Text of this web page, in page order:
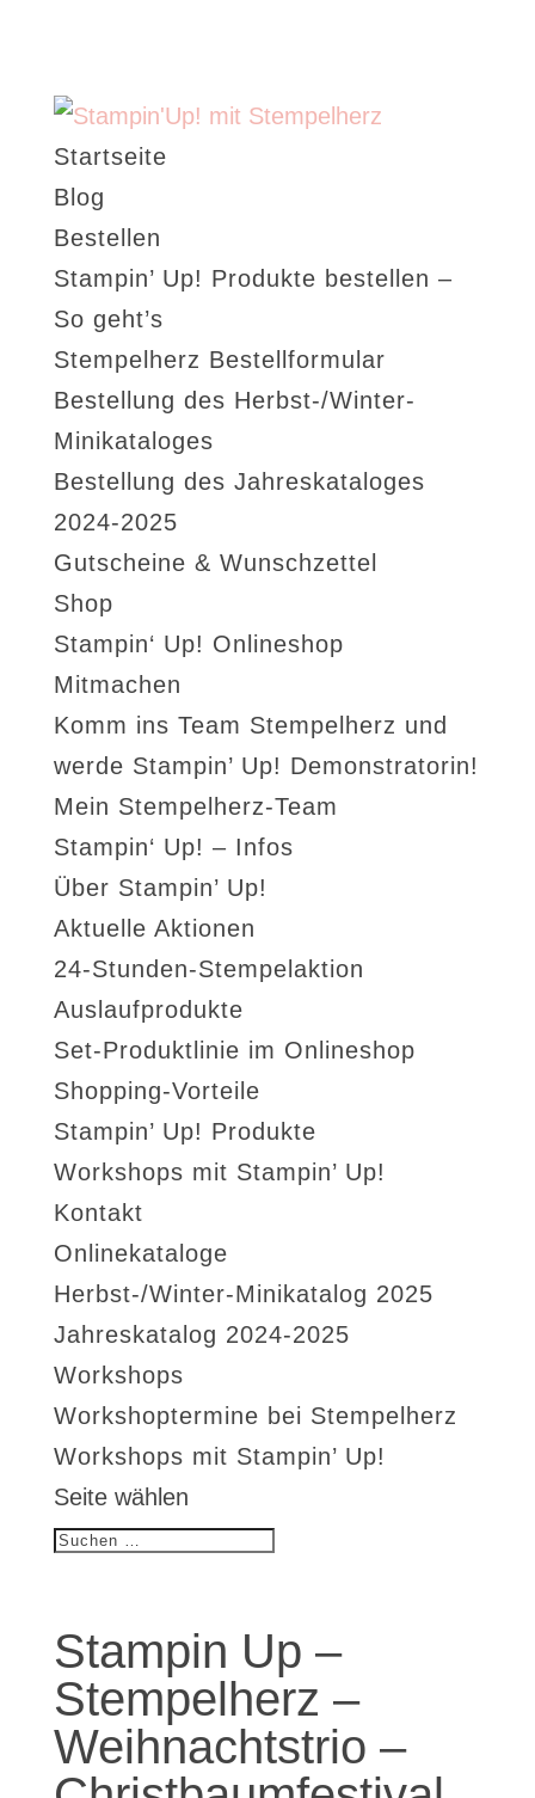
Startseite
Blog
Bestellen
Stampin’ Up! Produkte bestellen –
So geht’s
Stempelherz Bestellformular
Bestellung des Herbst-/Winter-
Minikataloges
Bestellung des Jahreskataloges
2024-2025
Gutscheine & Wunschzettel
Shop
Stampin‘ Up! Onlineshop
Mitmachen
Komm ins Team Stempelherz und
werde Stampin’ Up! Demonstratorin!
Mein Stempelherz-Team
Stampin‘ Up! – Infos
Über Stampin’ Up!
Aktuelle Aktionen
24-Stunden-Stempelaktion
Auslaufprodukte
Set-Produktlinie im Onlineshop
Shopping-Vorteile
Stampin’ Up! Produkte
Workshops mit Stampin’ Up!
Kontakt
Onlinekataloge
Herbst-/Winter-Minikatalog 2025
Jahreskatalog 2024-2025
Workshops
Workshoptermine bei Stempelherz
Workshops mit Stampin’ Up!
Seite wählen
Stampin Up –
Stempelherz –
Weihnachtstrio –